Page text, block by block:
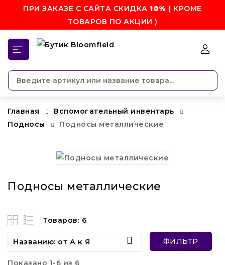
ПРИ ЗАКАЗЕ С САЙТА СКИДКА10% ( КРОМЕ
ТОВАРОВ ПО АКЦИИ )
Главная
Вспомогательный инвентарь
Подносы
Подносы металлические
Подносы металлические
Товаров: 6
Названию: от А к Я  ФИЛЬТР
Показано 1-6 из 6